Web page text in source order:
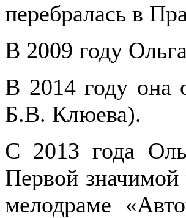
перебралась в
В 2009 году
В 2014 году она
Б.В. Клюева).
С 2013 года
Первой
мелодраме